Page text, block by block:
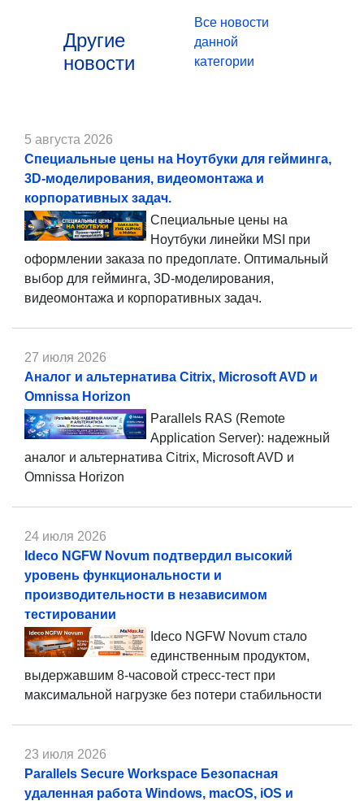
Другие
новости
Все новости
данной
категории
5 августа 2026
Специальные цены на Ноутбуки для гейминга,
3D-моделирования, видеомонтажа и
корпоративных задач.
Специальные цены на
Ноутбуки линейки MSI при
оформлении заказа по предоплате. Оптимальный
выбор для гейминга, 3D-моделирования,
видеомонтажа и корпоративных задач.
27 июля 2026
Аналог и альтернатива Citrix, Microsoft AVD и
Omnissa Horizon
Parallels RAS (Remote
Application Server): надежный
аналог и альтернатива Citrix, Microsoft AVD и
Omnissa Horizon
24 июля 2026
Ideco NGFW Novum подтвердил высокий
уровень функциональности и
производительности в независимом
тестировании
Ideco NGFW Novum стало
единственным продуктом,
выдержавшим 8-часовой стресс-тест при
максимальной нагрузке без потери стабильности
23 июля 2026
Parallels Secure Workspace Безопасная
удаленная работа Windows, macOS, iOS и